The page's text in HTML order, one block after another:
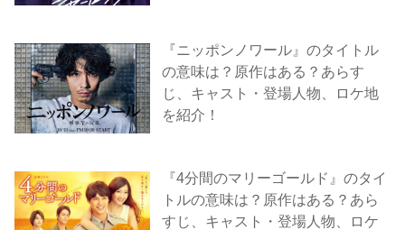
『ニッポンノワール』のタイトル
の意味は？原作はある？あらす
じ、キャスト・登場人物、ロケ地
を紹介！
『4分間のマリーゴールド』のタイ
トルの意味は？原作はある？あら
すじ、キャスト・登場人物、ロケ